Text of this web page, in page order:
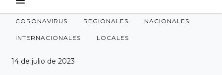
CORONAVIRUS REGIONALES NACIONALES
INTERNACIONALES LOCALES
14 de julio de 2023